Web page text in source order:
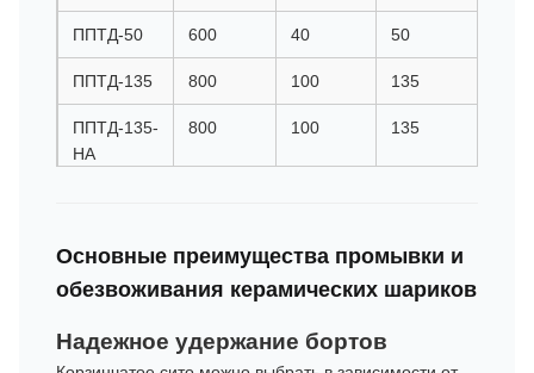
ППТД-50 600 40 50
ППТД-135 800 100 135
ППТД-135-
НА
800 100 135
НА
1000
ППТД-300 1200 250
Основные преимущества промывки и
обезвоживания керамических шариков
Надежное удержание бортов